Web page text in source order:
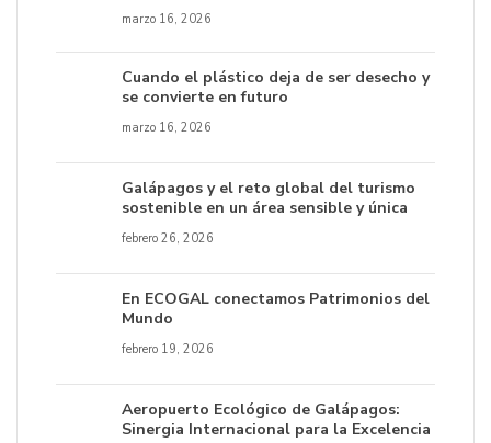
marzo 16, 2026
Cuando el plástico deja de ser desecho y
se convierte en futuro
marzo 16, 2026
Galápagos y el reto global del turismo
sostenible en un área sensible y única
febrero 26, 2026
En ECOGAL conectamos Patrimonios del
Mundo
febrero 19, 2026
Aeropuerto Ecológico de Galápagos:
Sinergia Internacional para la Excelencia